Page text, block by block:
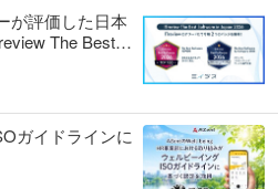
が評価した日本
The Best
、54位に選
ガイドラインに